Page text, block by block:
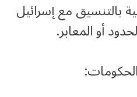
بالتنسيق مع إسرائيل
أو المعابر.